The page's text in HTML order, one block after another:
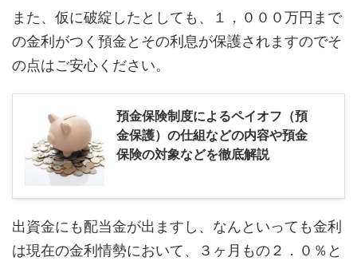
また、仮に破綻したとしても、１，０００万円まで
の金利がつく預金とその利息が保護されますのでそ
の点はご安心ください。
預金保険制度によるペイオフ（預
金保護）の仕組などの内容や預金
保険の対象などを徹底解説
出資金にも配当金が出ますし、なんといっても金利
は現在の金利情勢において、３ヶ月もの２．０％と